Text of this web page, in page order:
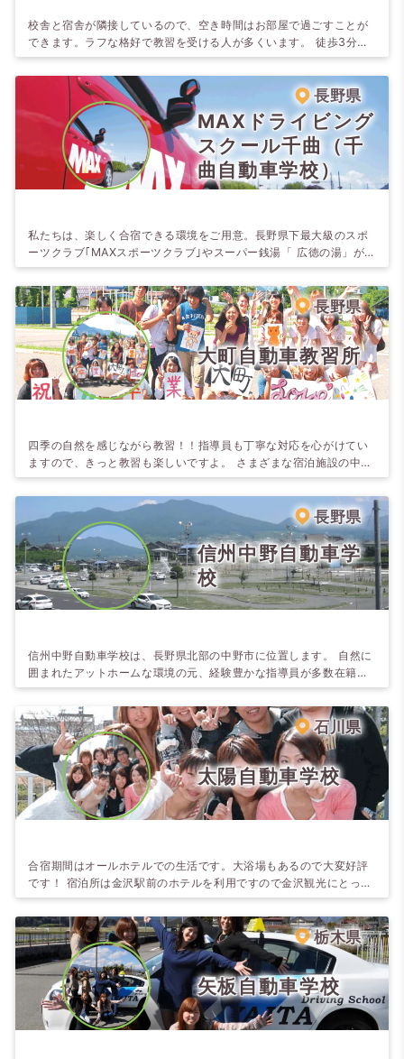
校舎と宿舎が隣接しているので、空き時間はお部屋で過ごすことが
できます。ラフな格好で教習を受ける人が多くいます。 徒歩3分圏
内にコンビニや大型ショッピングセンターがあるので生活にも不自
由しません。
長野県
MAXドライビング
スクール千曲（千
曲自動車学校）
私たちは、楽しく合宿できる環境をご用意。長野県下最大級のスポ
ーツクラブ｢MAXスポーツクラブ｣やスーパー銭湯「 広徳の湯」が
宿泊施設に隣接。教習生はスーパー銭湯・ジム・プールを全て毎日
無料でご利用いただけます。 マシンジムや25mプールの他にフット
サルやテニスも出来る複合施設。 自動車学校から徒歩5分の場所に
24 時間フィットネスがオープン。教習の合間にご利用いただけま
す。 スポーツのあとは、スー…
長野県
大町自動車教習所
四季の自然を感じながら教習！！指導員も丁寧な対応を心がけてい
ますので、きっと教習も楽しいですよ。 さまざまな宿泊施設の中か
ら選べるので、お好きな宿泊施設をチョイスして下さい。 各ペンシ
ョン・温泉宿・ホテルでの食事も自慢。男性にはボリューム満点で
大好評。女性にはヘルシーな料理を提供しています。
長野県
信州中野自動車学
校
信州中野自動車学校は、長野県北部の中野市に位置します。 自然に
囲まれたアットホームな環境の元、経験豊かな指導員が多数在籍し
ており、運転技術はもちろんのこと、生涯「無事故・無違反」の精
神を養っていただくための指導・教育をモットーにしています。
石川県
太陽自動車学校
合宿期間はオールホテルでの生活です。大浴場もあるので大変好評
です！ 宿泊所は金沢駅前のホテルを利用ですので金沢観光にとって
も便利です。 金沢東茶屋街、兼六園、21世紀美術館、金沢城など見
所が沢山あります。金沢の奥座敷湯涌温泉(バスで60分）、金沢の
秘湯「深谷温泉」など日帰りで利用できます。また、冬は金沢駅前
から日帰りスキーバスもあります。
栃木県
矢板自動車学校